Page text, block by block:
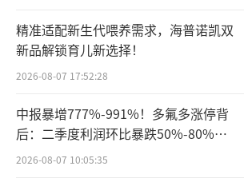
就在两周前的5月16日，强
美元现金收购一家专注于免疫
性抗体公司Proteologix，并囊
法，包括PX128和PX130。
13/TSLP的双抗，即将进入针
精准适配新生代喂养需求，海普诺凯双
新品解锁育儿新选择！
2026-08-07 17:52:28
中报暴增777%-991%！多氟多涨停背
后：二季度利润环比暴跌50%-80%，
是黄金坑还是陷阱？
2026-08-07 10:05:35